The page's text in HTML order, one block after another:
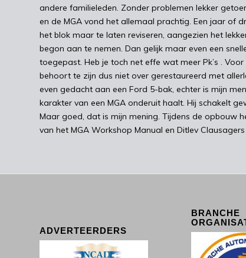
andere familieleden. Zonder problemen lekker
en de MGA vond het allemaal prachtig. Een jaar of
het blok maar te laten reviseren, aangezien het
begon aan te nemen. Dan gelijk maar even een
toegepast. Heb je toch net effe wat meer Pk’s .
behoort te zijn dus niet over gerestaureerd met
even gedacht aan een Ford 5-bak, echter is mijn
karakter van een MGA onderuit haalt. Hij schakelt
Maar goed, dat is mijn mening. Tijdens de opbouw
van het MGA Workshop Manual en Ditlev
ADVERTEERDERS
BRANCHE